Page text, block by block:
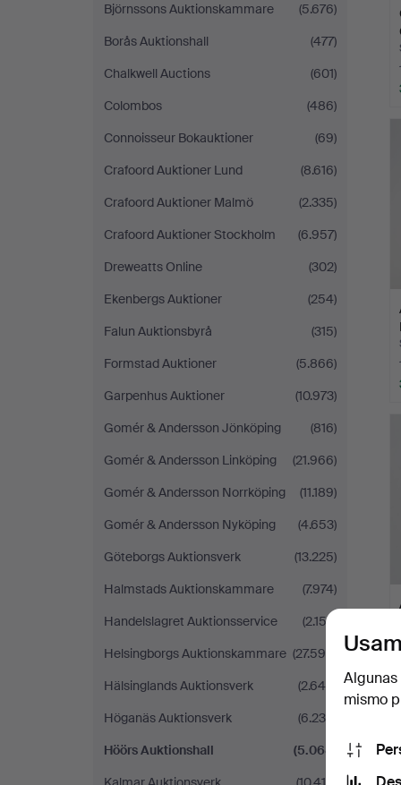
Björnssons Auktionskammare
(5.676)
Borås Auktionshall
(477)
Chalkwell Auctions
(601)
Colombos
(486)
Connoisseur Bokauktioner
(69)
Crafoord Auktioner Lund
(8.616)
Crafoord Auktioner Malmö
(2.335)
Crafoord Auktioner Stockholm
(6.957)
Dreweatts Online
(302)
Ekenbergs Auktioner
(254)
Falun Auktionsbyrå
(315)
Formstad Auktioner
(5.866)
Garpenhus Auktioner
(10.973)
Gomér & Andersson Jönköping
(816)
Gomér & Andersson Linköping
(21.966)
Gomér & Andersson Norrköping
(11.189)
Gomér & Andersson Nyköping
(4.653)
Göteborgs Auktionsverk
(13.225)
Halmstads Auktionskammare
(7.974)
Handelslagret Auktionsservice
(2.153)
Helsingborgs Auktionskammare (27.599)
Hälsinglands Auktionsverk
(2.649)
Höganäs Auktionsverk
(6.230)
Höörs Auktionshall
(5.068)
Algunas
mismo